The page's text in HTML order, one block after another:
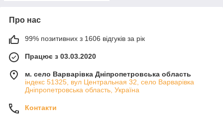
Про нас
99% позитивних з 1606 відгуків за рік
Працює з 03.03.2020
м. село Варварівка Дніпропетровська область
індекс 51325, вул Центральная 32, село Варварівка
Дніпропетровська область, Україна
Контакти